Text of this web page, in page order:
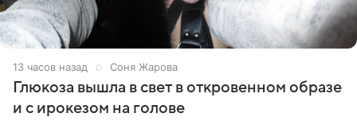
13 часов назад Соня Жарова
Глюкоза вышла в свет в откровенном образе
и с ирокезом на голове